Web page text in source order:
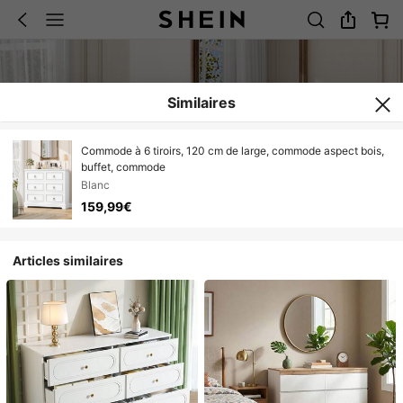
Similaires
Commode à 6 tiroirs, 120 cm de large, commode aspect bois,
buffet, commode
Blanc
159,99€
Articles similaires